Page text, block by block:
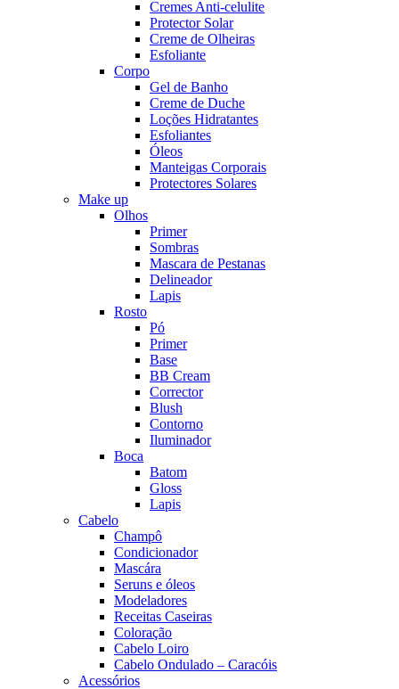
Cremes Anti-celulite
Protector Solar
Creme de Olheiras
Esfoliante
Corpo
Gel de Banho
Creme de Duche
Loções Hidratantes
Esfoliantes
Óleos
Manteigas Corporais
Protectores Solares
Make up
Olhos
Primer
Sombras
Mascara de Pestanas
Delineador
Lapis
Rosto
Pó
Primer
Base
BB Cream
Corrector
Blush
Contorno
Iluminador
Boca
Batom
Gloss
Lapis
Cabelo
Champô
Condicionador
Mascára
Seruns e óleos
Modeladores
Receitas Caseiras
Coloração
Cabelo Loiro
Cabelo Ondulado – Caracóis
Acessórios